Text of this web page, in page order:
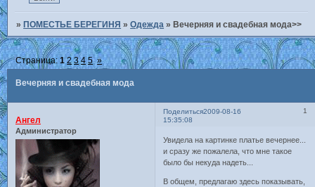
»ПОМЕСТЬЕ БЕРЕГИНЯ »Одежда »Вечерняя и свадебная мода>>
Вечерняя и свадебная мода
Страница:1 2 3 4 5 »
Поделиться 1
2009-08-16
15:35:08
Ангел
Администратор
Увидела на картинке платье вечернее...
и сразу же пожалела, что мне такое
было бы некуда надеть...
В общем, предлагаю здесь показывать,